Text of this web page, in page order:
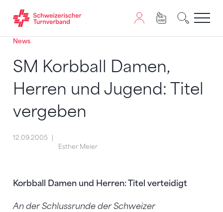
Zum Inhalt springen
Zur Sitemap navigieren
Zum Navigieren dieser Seite wird JavaScript benötigt.
News
SM Korbball Damen,
Herren und Jugend: Titel
vergeben
12.09.2005
Esther Meier
Korbball Damen und Herren: Titel verteidigt
An der Schlussrunde der Schweizer